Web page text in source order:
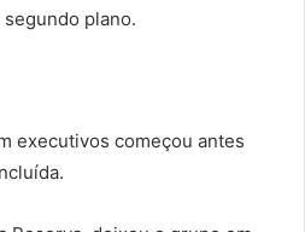
segundo plano.
executivos começou antes